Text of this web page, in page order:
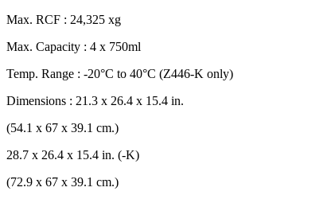
Max. RCF : 24,325 xg
Max. Capacity : 4 x 750ml
Temp. Range : -20°C to 40°C (Z446-K only)
Dimensions : 21.3 x 26.4 x 15.4 in.
(54.1 x 67 x 39.1 cm.)
28.7 x 26.4 x 15.4 in. (-K)
(72.9 x 67 x 39.1 cm.)